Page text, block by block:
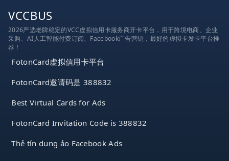
VCCBUS
2026严选老牌稳定的VCC虚拟信用卡服务商开卡平台，用于跨境电商、企业
采购、AI人工智能付费订阅、Facebook广告营销，最好的虚拟卡发卡平台推
荐！
FotonCard虚拟信用卡平台
FotonCard邀请码是 388832
Best Virtual Cards for Ads
FotonCard Invitation Code is 388832
Thẻ tín dụng ảo Facebook Ads